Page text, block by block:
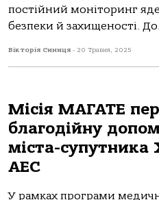
постійний моніторинг
безпеки й захищеності.
Вікторія Синиця - 20 Травня, 2025
Місія МАГАТЕ
благодійну
міста-супутника
АЕС
У рамках програми